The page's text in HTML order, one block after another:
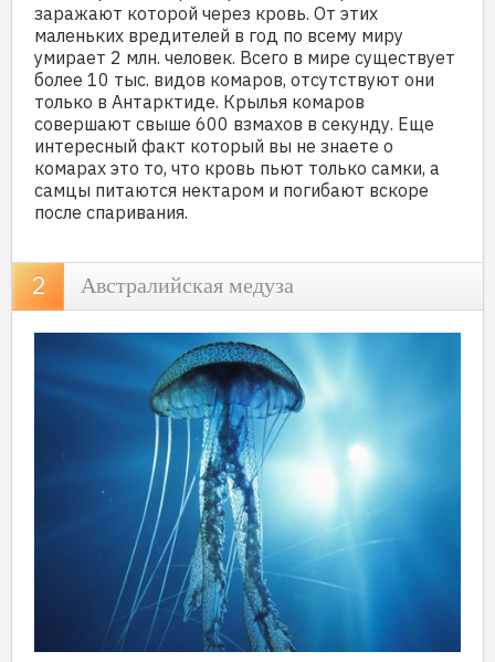
заражают которой через кровь. От этих
маленьких вредителей в год по всему миру
умирает 2 млн. человек. Всего в мире существует
более 10 тыс. видов комаров, отсутствуют они
только в Антарктиде. Крылья комаров
совершают свыше 600 взмахов в секунду. Еще
интересный факт который вы не знаете о
комарах это то, что кровь пьют только самки, а
самцы питаются нектаром и погибают вскоре
после спаривания.
Австралийская медуза